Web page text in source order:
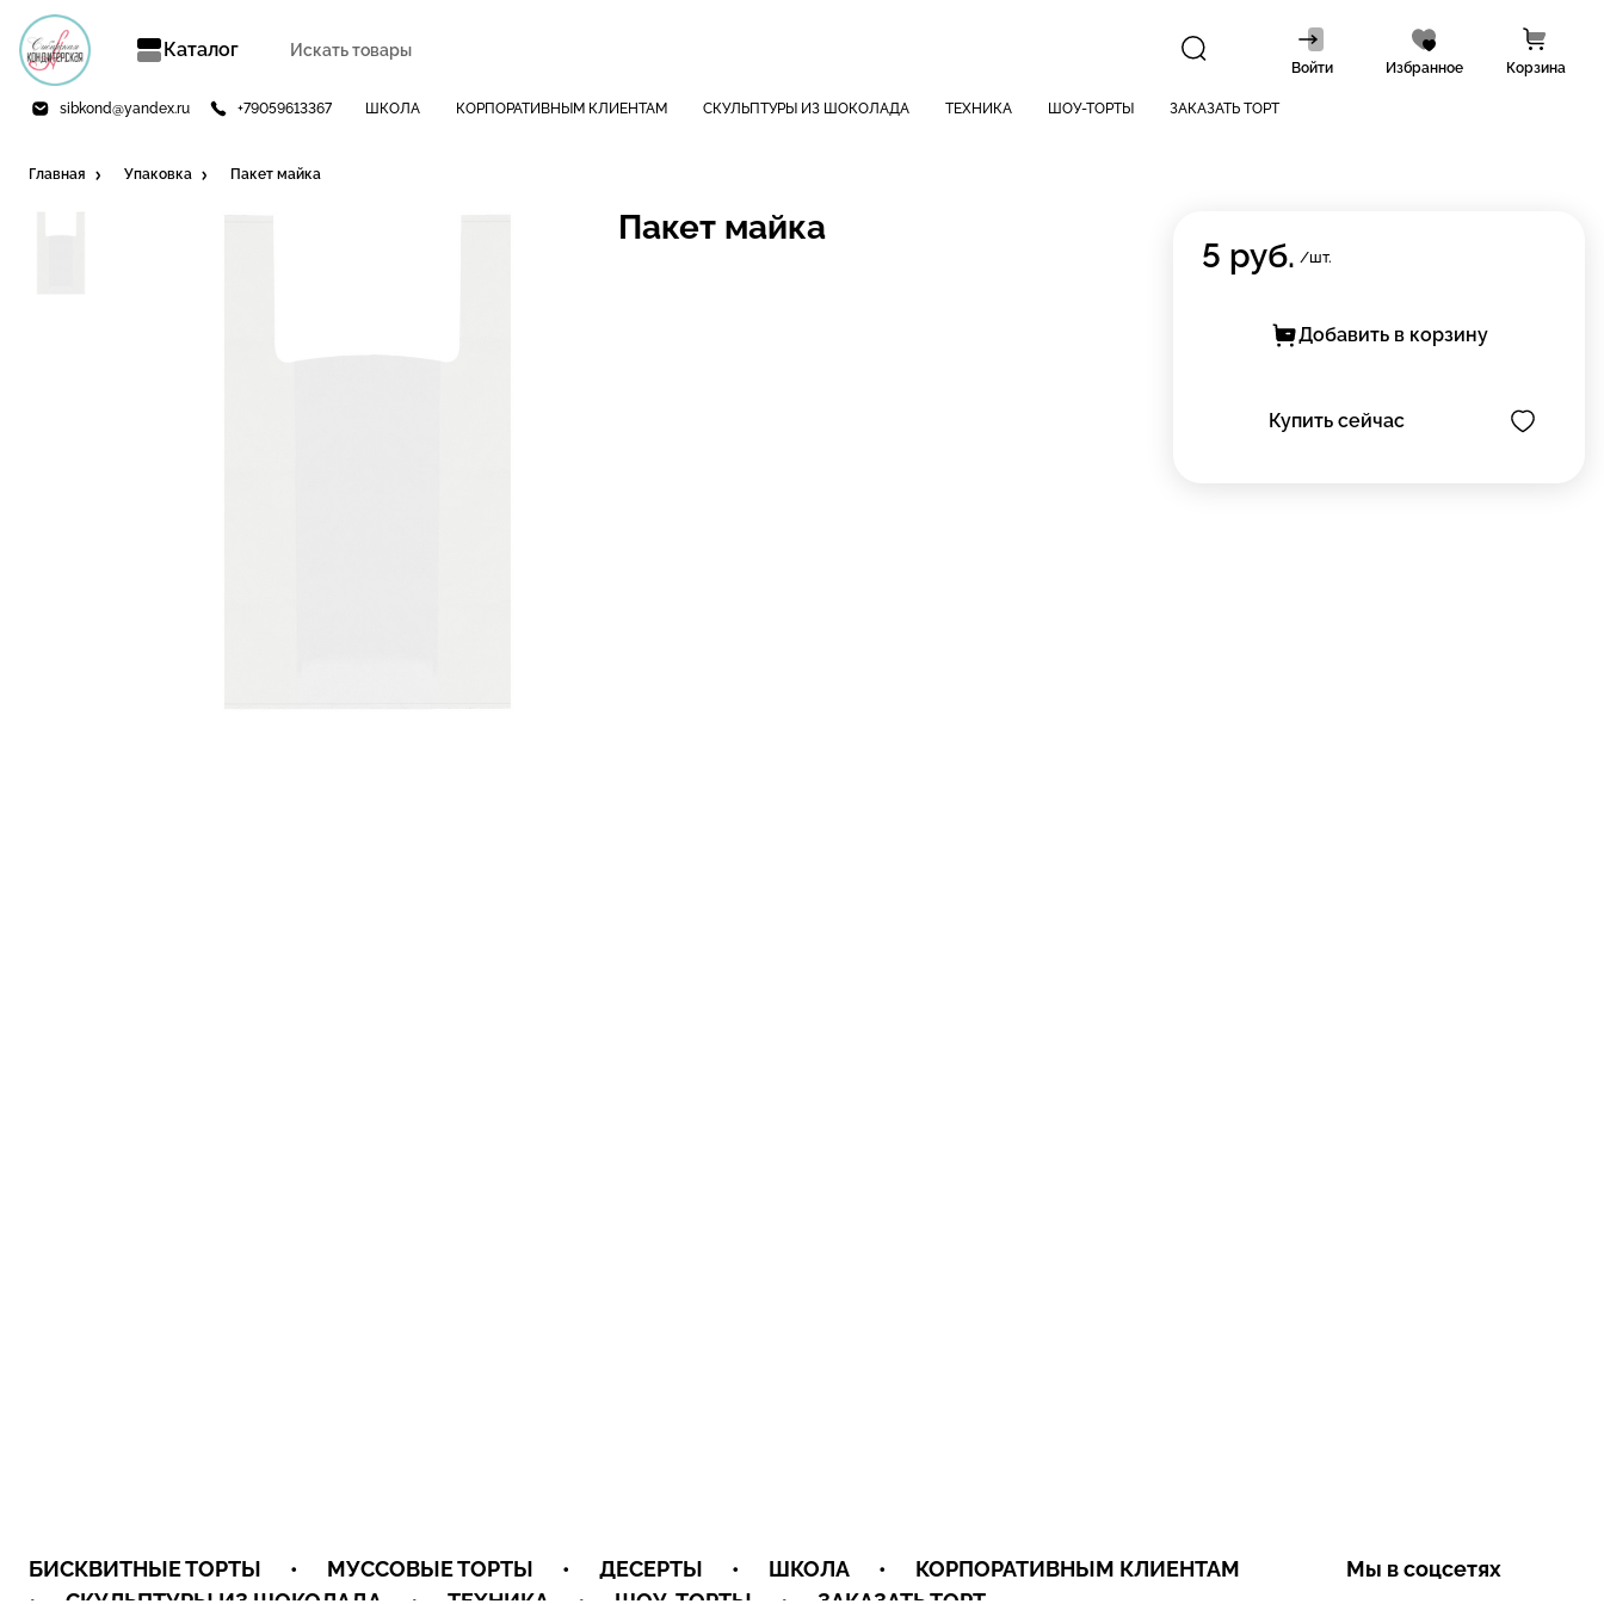
Каталог
Войти Избранное Корзина
sibkond@yandex.ru +79059613367 ШКОЛА КОРПОРАТИВНЫМ КЛИЕНТАМ СКУЛЬПТУРЫ ИЗ ШОКОЛАДА ТЕХНИКА ШОУ-ТОРТЫ ЗАКАЗАТЬ ТОРТ
Главная Упаковка Пакет майка
Пакет майка
5 руб. /шт.
Добавить в корзину
Купить сейчас
БИСКВИТНЫЕ ТОРТЫ • МУССОВЫЕ ТОРТЫ • ДЕСЕРТЫ • ШКОЛА •
КОРПОРАТИВНЫМ КЛИЕНТАМ
Мы в соцсетях